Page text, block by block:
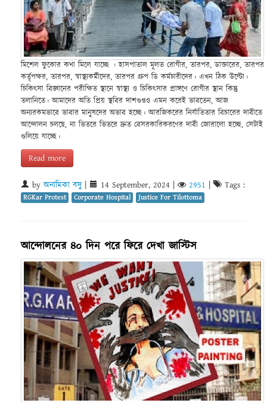
মিশেল ফুকোর কথা মিলে যাচ্ছে । হাসপাতাল মূলত রোগীর, তারপর, ডাক্তারের, তারপর
কর্তৃপক্ষর, তারপর, স্বাস্থ্যকর্মীদের, তারপর গ্রুপ ডি কর্মচারীদের। এখন ঠিক উল্টো।
চিকিৎসা বিজ্ঞানের পরীক্ষিত স্থানে স্বাস্থ্য ও চিকিৎসার প্রাঙ্গণে রোগীর স্থান কিন্তু
তলানিতে। আমাদের অতি প্রিয় স্থবির দাশগুপ্তও এমন করেই ভাবতেন, আজ
অন্যরকমভাবে ভাবার মানুষদের অভাব হচ্ছে। আরজিকরের নির্যাতিতার বিচারের দাবীতে
আন্দোলন চলছে, না ভিতরে ভিতরে দ্রুত বেসরকারিকরণের দাবী জোরালো হচ্ছে, সেটাই
গুলিয়ে যাচ্ছে।
Read more
byঅনামিকা বসু| 14 September, 2024 2951 Tags :
RGKar Protest Corporate Hospital Justice For Tilottoma
আন্দোলনের ৪০ দিন পরে ফিরে দেখা জাস্টিস